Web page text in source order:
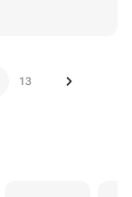
13